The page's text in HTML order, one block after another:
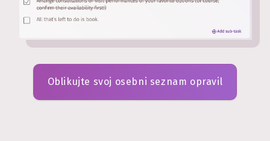
Oblikujte svoj osebni seznam opravil